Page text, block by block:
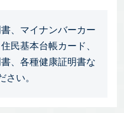
、マイナンバーカー
民基本台帳カード、
、各種健康証明書な
さい。